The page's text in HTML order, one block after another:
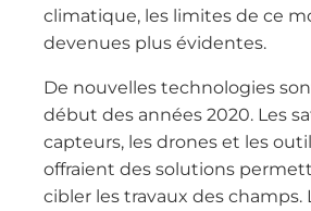
climatique, les limites de ce
devenues plus évidentes.
De nouvelles technologies
début des années 2020. Les
capteurs, les drones et les
offraient des solutions
cibler les travaux des champs.